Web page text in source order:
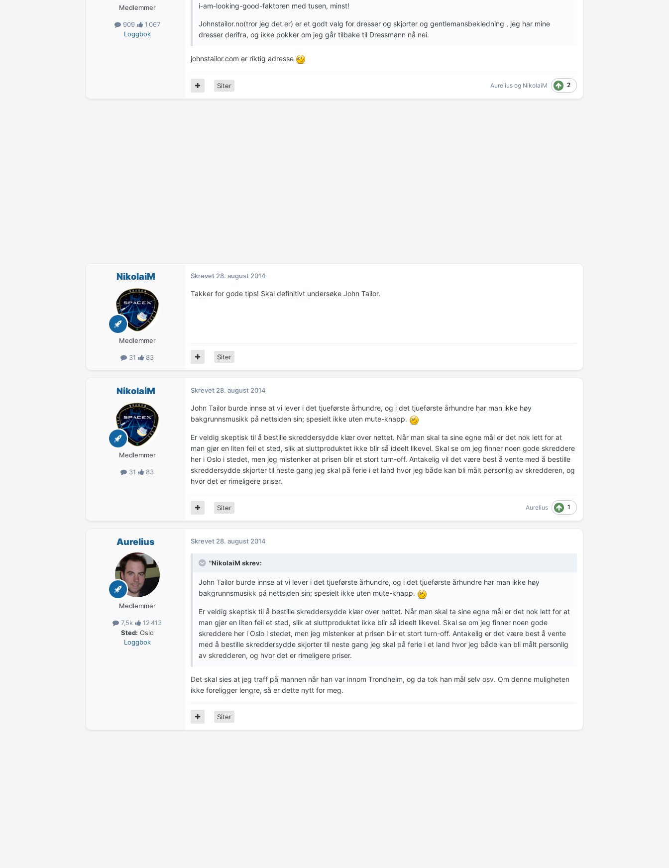
Medlemmer
909
1 067
Loggbok
i-am-looking-good-faktoren med tusen, minst!
Johnstailor.no(tror jeg det er) er et godt valg for dresser og skjorter og gentlemansbekledning , jeg har mine
dresser derifra, og ikke pokker om jeg går tilbake til Dressmann nå nei.
johnstailor.com er riktig adresse
Aurelius og NikolaiM 2
Siter
NikolaiM
Medlemmer
31 83
Skrevet 28. august 2014
Takker for gode tips! Skal definitivt undersøke John Tailor.
Siter
NikolaiM
Medlemmer
31 83
Skrevet 28. august 2014
John Tailor burde innse at vi lever i det tjueførste århundre, og i det tjueførste århundre har man ikke høy
bakgrunnsmusikk på nettsiden sin; spesielt ikke uten mute-knapp.
Er veldig skeptisk til å bestille skreddersydde klær over nettet. Når man skal ta sine egne mål er det nok lett for at
man gjør en liten feil et sted, slik at sluttproduktet ikke blir så ideelt likevel. Skal se om jeg finner noen gode skreddere
her i Oslo i stedet, men jeg mistenker at prisen blir et stort turn-off. Antakelig vil det være best å vente med å bestille
skreddersydde skjorter til neste gang jeg skal på ferie i et land hvor jeg både kan bli målt personlig av skredderen, og
hvor det er rimeligere priser.
Aurelius 1
Siter
Aurelius
Medlemmer
7,5k
12 413
Sted: Oslo
Loggbok
Skrevet 28. august 2014
"NikolaiM skrev:
John Tailor burde innse at vi lever i det tjueførste århundre, og i det tjueførste århundre har man ikke høy
bakgrunnsmusikk på nettsiden sin; spesielt ikke uten mute-knapp.
Er veldig skeptisk til å bestille skreddersydde klær over nettet. Når man skal ta sine egne mål er det nok lett for at
man gjør en liten feil et sted, slik at sluttproduktet ikke blir så ideelt likevel. Skal se om jeg finner noen gode
skreddere her i Oslo i stedet, men jeg mistenker at prisen blir et stort turn-off. Antakelig er det være best å vente
med å bestille skreddersydde skjorter til neste gang jeg skal på ferie i et land hvor jeg både kan bli målt personlig
av skredderen, og hvor det er rimeligere priser.
Det skal sies at jeg traff på mannen når han var innom Trondheim, og da tok han mål selv osv. Om denne muligheten
ikke foreligger lengre, så er dette nytt for meg.
Siter